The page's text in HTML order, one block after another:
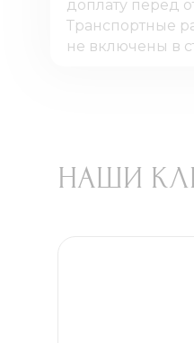
доплату перед
Транспортные
не включены в
НАШИ